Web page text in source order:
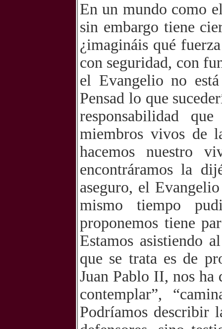
En un mundo como
sin embargo tiene
¿imagináis qué
con seguridad, con
el Evangelio no
Pensad lo que
responsabilidad
miembros vivos de
hacemos nuestro
encontráramos la
aseguro, el
mismo tiempo
proponemos tiene
Estamos asistiendo
que se trata es de
Juan Pablo II, nos ha
contemplar”,
Podríamos describir